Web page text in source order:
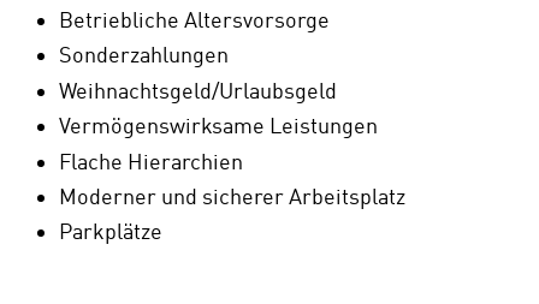
Betriebliche Altersvorsorge
Sonderzahlungen
Weihnachtsgeld/Urlaubsgeld
Vermögenswirksame Leistungen
Flache Hierarchien
Moderner und sicherer Arbeitsplatz
Parkplätze